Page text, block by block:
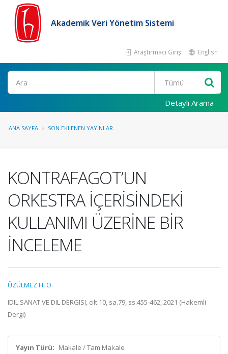
Akademik Veri Yönetim Sistemi
Araştırmacı Girişi English
Ara
Detaylı Arama
ANA SAYFA SON EKLENEN YAYINLAR
KONTRAFAGOT’UN
ORKESTRA İÇERİSİNDEKİ
KULLANIMI ÜZERİNE BİR
İNCELEME
ÜZÜLMEZ H. O.
IDIL SANAT VE DIL DERGISI, cilt.10, sa.79, ss.455-462, 2021 (Hakemli
Dergi)
Yayın Türü: Makale / Tam Makale